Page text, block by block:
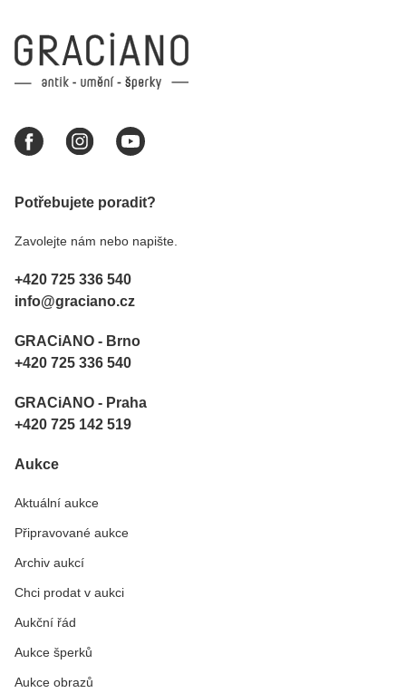
Potřebujete poradit?
Zavolejte nám nebo napište.
+420 725 336 540
info@graciano.cz
GRACiANO - Brno
+420 725 336 540
GRACiANO - Praha
+420 725 142 519
Aukce
Aktuální aukce
Připravované aukce
Archiv aukcí
Chci prodat v aukci
Aukční řád
Aukce šperků
Aukce obrazů